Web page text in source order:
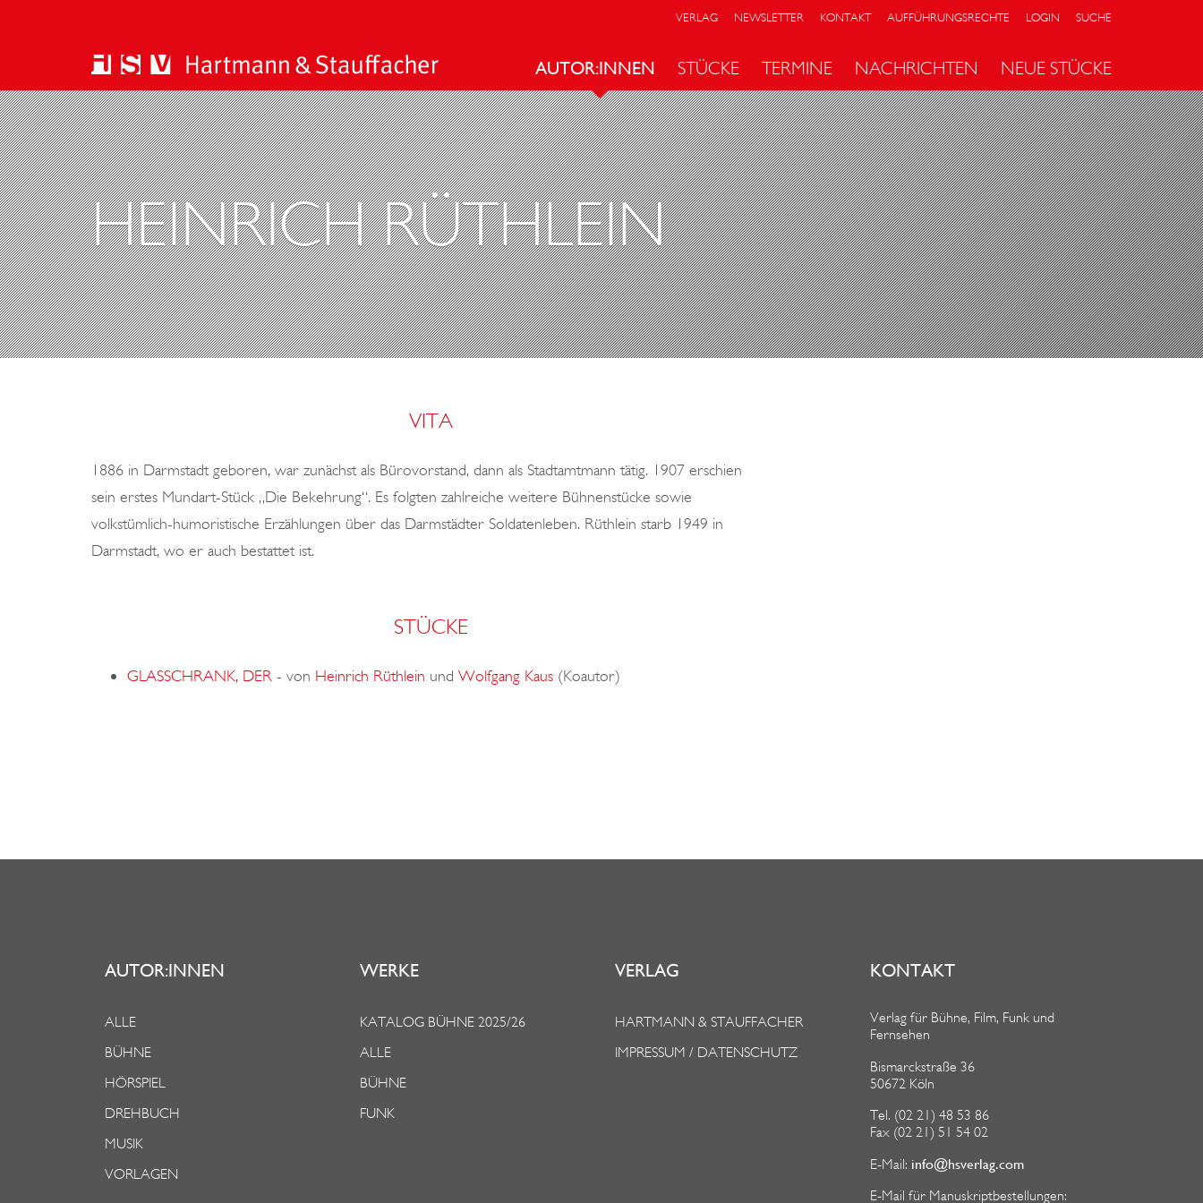
VERLAG NEWSLETTER KONTAKT AUFFÜHRUNGSRECHTE LOGIN SUCHE
AUTOR:INNEN STÜCKE TERMINE NACHRICHTEN NEUE STÜCKE
HEINRICH RÜTHLEIN
VITA
1886 in Darmstadt geboren, war zunächst als Bürovorstand, dann als Stadtamtmann tätig. 1907 erschien
sein erstes Mundart-Stück „Die Bekehrung“. Es folgten zahlreiche weitere Bühnenstücke sowie
volkstümlich-humoristische Erzählungen über das Darmstädter Soldatenleben. Rüthlein starb 1949 in
Darmstadt, wo er auch bestattet ist.
STÜCKE
GLASSCHRANK, DER - von Heinrich Rüthlein und Wolfgang Kaus (Koautor)
AUTOR:INNEN
ALLE
BÜHNE
HÖRSPIEL
DREHBUCH
MUSIK
VORLAGEN
WERKE
KATALOG BÜHNE 2025/26
ALLE
BÜHNE
FUNK
VERLAG
HARTMANN & STAUFFACHER
IMPRESSUM / DATENSCHUTZ
KONTAKT
Verlag für Bühne, Film, Funk und
Fernsehen
Bismarckstraße 36
50672 Köln
Tel. (02 21) 48 53 86
Fax (02 21) 51 54 02
E-Mail: info@hsverlag.com
E-Mail für Manuskriptbestellungen: